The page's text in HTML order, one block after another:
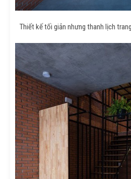
Thiết kế tối giản nhưng thanh lịch